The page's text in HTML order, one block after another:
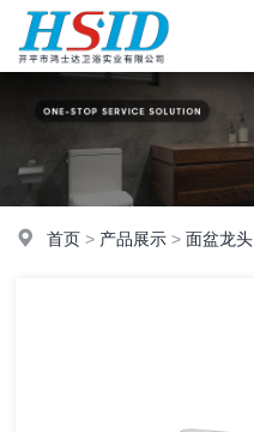
首页 > 产品展示 >面盆龙头